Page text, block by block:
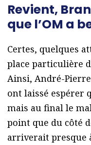
Revient,
que l’OM a
Certes, quelques
place particulière
Ainsi, André-
ont laissé espérer
mais au final le
point que du côté
arriverait presque